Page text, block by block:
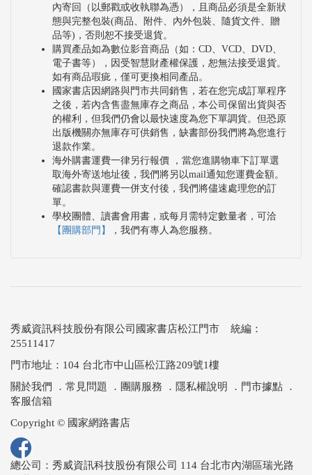
內寄回（以郵戳或收執聯為憑），且商品必須是全新狀
態與完整包裝(商品、附件、內外包裝、隨貨文件、贈
品等)，否則恕不接受退貨。
購買產品如為數位影音商品（如：CD、VCD、DVD、
電子書等），因受智慧財產權保護，恕無法接受退貨。
如有商品瑕疵，僅可更換相同產品。
國家書店因網路與門市共同銷售，若在您完成訂單程序
之後，若內含售盡無庫存之商品，本公司保留出貨與否
的權利，但我們仍會以最快速度為您下單調貨。但恐原
出版機關亦無庫存可供銷售，缺書部份我們將為您進行
退款作業。
海外購書運費一律另行報價 ，當您進購物車下訂單選
取海外寄送地址後，我們將另以mail通知您運費金額。
確認書款與運費一併支付後，我們將儘速處理您的訂
單。
學校團體、讀書會用書，或每月需特定數量者，可洽
【團購部門】
，我們有專人為您服務。
秀威資訊科技股份有限公司國家書店松江門市 統編：
25511417
門市地址：104 台北市中山區松江路209號1樓
關於我們
． 常見問題 ． 團購服務 ． 隱私權說明 ． 門市據點 ．
客服信箱
Copyright © 國家網路書店
總公司：秀威資訊科技股份有限公司 114 台北市內湖區瑞光路